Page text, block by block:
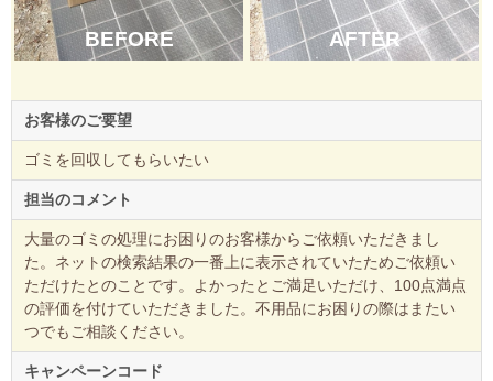
BEFORE AFTER
お客様のご要望
ゴミを回収してもらいたい
担当のコメント
大量のゴミの処理にお困りのお客様からご依頼いただきまし
た。ネットの検索結果の一番上に表示されていたためご依頼い
ただけたとのことです。よかったとご満足いただけ、100点満点
の評価を付けていただきました。不用品にお困りの際はまたい
つでもご相談ください。
キャンペーンコード